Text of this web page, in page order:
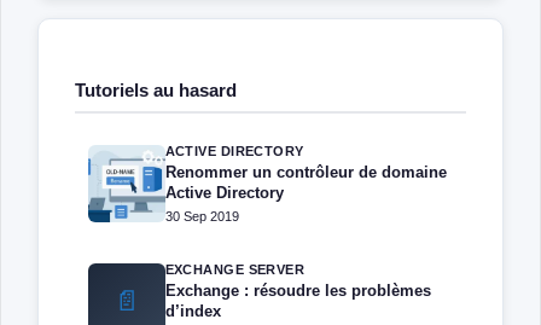
Tutoriels au hasard
ACTIVE DIRECTORY
Renommer un contrôleur de domaine
Active Directory
30 Sep 2019
📄
EXCHANGE SERVER
Exchange : résoudre les problèmes
d’index